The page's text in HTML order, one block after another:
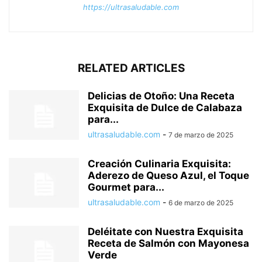
https://ultrasaludable.com
RELATED ARTICLES
Delicias de Otoño: Una Receta
Exquisita de Dulce de Calabaza
para...
ultrasaludable.com - 7 de marzo de 2025
Creación Culinaria Exquisita:
Aderezo de Queso Azul, el Toque
Gourmet para...
ultrasaludable.com - 6 de marzo de 2025
Deléitate con Nuestra Exquisita
Receta de Salmón con Mayonesa
Verde